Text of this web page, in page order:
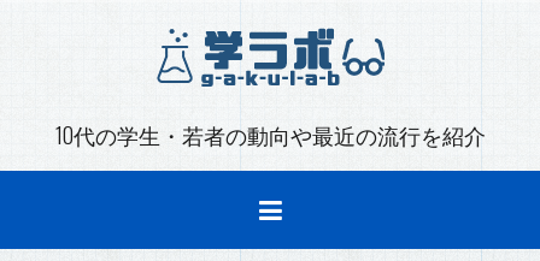
ス
プ
10代の学生・若者の動向や最近の流行を紹介